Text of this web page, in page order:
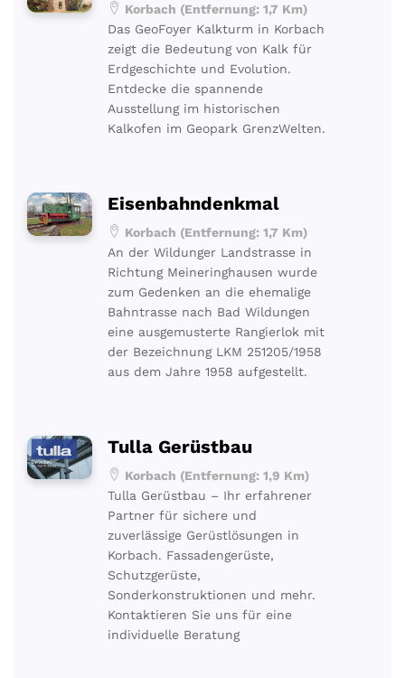
Korbach (Entfernung: 1,7 Km)
Das GeoFoyer Kalkturm in Korbach
zeigt die Bedeutung von Kalk für
Erdgeschichte und Evolution.
Entdecke die spannende
Ausstellung im historischen
Kalkofen im Geopark GrenzWelten.
Eisenbahndenkmal
Korbach (Entfernung: 1,7 Km)
An der Wildunger Landstrasse in
Richtung Meineringhausen wurde
zum Gedenken an die ehemalige
Bahntrasse nach Bad Wildungen
eine ausgemusterte Rangierlok mit
der Bezeichnung LKM 251205/1958
aus dem Jahre 1958 aufgestellt.
Tulla Gerüstbau
Korbach (Entfernung: 1,9 Km)
Tulla Gerüstbau – Ihr erfahrener
Partner für sichere und
zuverlässige Gerüstlösungen in
Korbach. Fassadengerüste,
Schutzgerüste,
Sonderkonstruktionen und mehr.
Kontaktieren Sie uns für eine
individuelle Beratung